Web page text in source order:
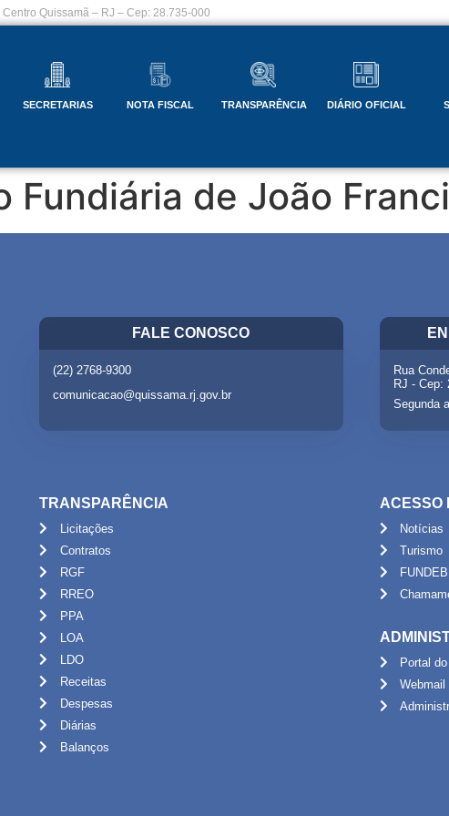
Quissamã – RJ – Cep: 28.735-000
SECRETARIAS NOTA FISCAL TRANSPARÊNCIA DIÁRIO OFICIAL
Fundiária de João
FALE CONOSCO
(22) 2768-9300
comunicacao@quissama.rj.gov.br
Rua
RJ - Cep:
Segunda
TRANSPARÊNCIA
Licitações
Contratos
RGF
RREO
PPA
LOA
LDO
Receitas
Despesas
Diárias
Balanços
ACESSO
Notícias
Turismo
FUNDEB
Portal
Webmail